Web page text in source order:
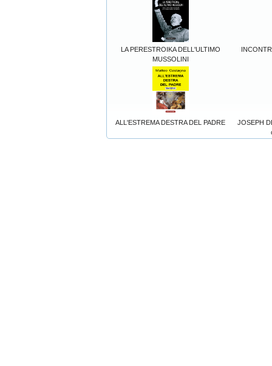
LA PERESTROIKA DELL'ULTIMO
MUSSOLINI
ALL'ESTREMA DESTRA DEL PADRE
JOSEPH